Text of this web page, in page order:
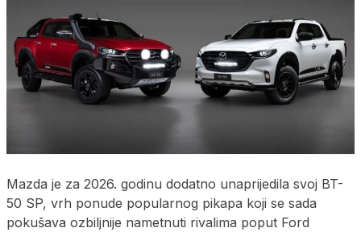
​Mazda je za 2026. godinu dodatno unaprijedila svoj BT-
50 SP, vrh ponude popularnog pikapa koji se sada
pokušava ozbiljnije nametnuti rivalima poput Ford